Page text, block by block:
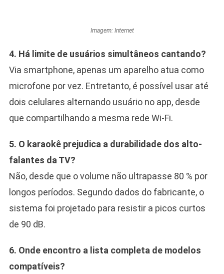
Imagem: Internet
4. Há limite de usuários simultâneos cantando?
Via smartphone, apenas um aparelho atua como
microfone por vez. Entretanto, é possível usar até
dois celulares alternando usuário no app, desde
que compartilhando a mesma rede Wi-Fi.
5. O karaokê prejudica a durabilidade dos alto-
falantes da TV?
Não, desde que o volume não ultrapasse 80 % por
longos períodos. Segundo dados do fabricante, o
sistema foi projetado para resistir a picos curtos
de 90 dB.
6. Onde encontro a lista completa de modelos
compatíveis?